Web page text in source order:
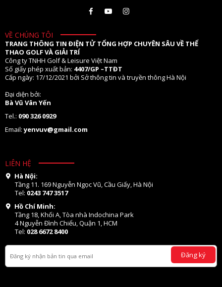
VỀ CHÚNG TÔI
TRANG THÔNG TIN ĐIỆN TỬ TỔNG HỢP CHUYÊN SÂU VỀ THỂ
THAO GOLF VÀ GIẢI TRÍ
Công ty TNHH Golf & Leisure Việt Nam
Số giấy phép xuất bản: 4407/GP –TTĐT
Cấp ngày: 17/12/2021 bởi Sở thông tin và truyền thông Hà Nội
Đại diện bởi:
Bà Vũ Vân Yến
Tel.: 090 326 0929
Email:yenvuv@gmail.com
LIÊN HỆ
Hà Nội:
Tầng 11. 169 Nguyễn Ngọc Vũ, Cầu Giấy, Hà Nội
Tel: 0243 747 3517
Hồ Chí Minh:
Tầng 18, Khối A, Tòa nhà Indochina Park
4 Nguyễn Đình Chiểu, Quận 1, HCM
Tel: 028 6672 8400
Đăng ký